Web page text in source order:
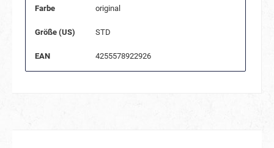
Farbe original
Größe (US) STD
EAN 4255578922926